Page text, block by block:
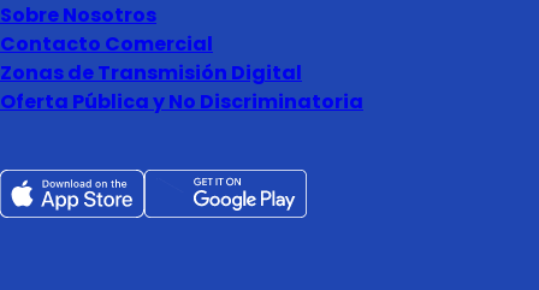
Sobre Nosotros
Contacto Comercial
Zonas de Transmisión Digital
Oferta Pública y No Discriminatoria